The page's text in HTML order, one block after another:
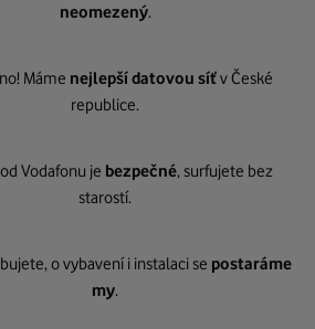
neomezený.
Máme nejlepší datovou síťv České
republice.
Vodafonu je bezpečné, surfujete bez
starostí.
o vybavení i instalaci se postaráme
my.